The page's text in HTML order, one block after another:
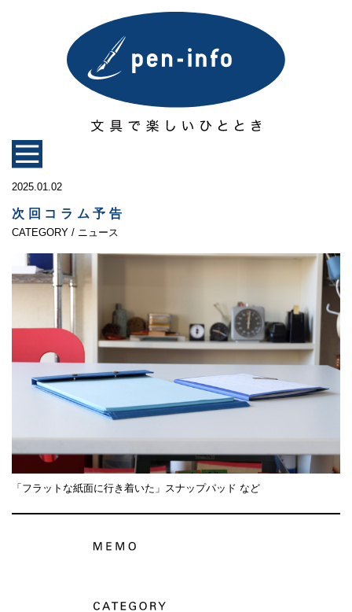
2025.01.02
次回コラム予告
CATEGORY / ニュース
「フラットな紙面に行き着いた」スナップパッド など